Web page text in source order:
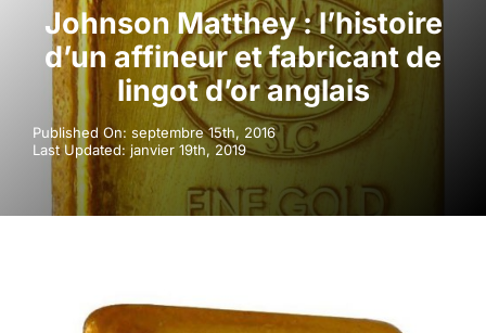
Johnson Matthey : l’histoire
d’un affineur et fabricant de
lingot d’or anglais
Published On: septembre 15th, 2016
Last Updated: janvier 19th, 2019